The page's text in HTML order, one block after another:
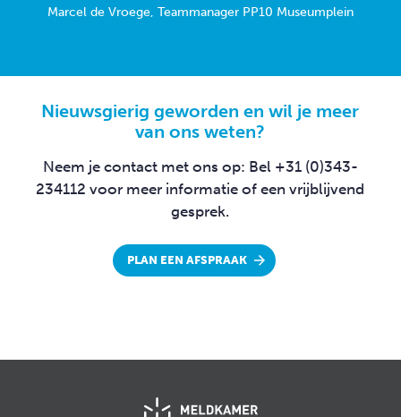
Marcel de Vroege, Teammanager PP10 Museumplein
Nieuwsgierig geworden en wil je meer
van ons weten?
Neem je contact met ons op: Bel +31 (0)343-
234112 voor meer informatieof een vrijblijvend
gesprek.
PLAN EEN AFSPRAAK